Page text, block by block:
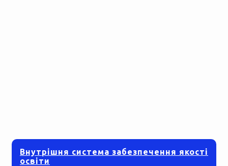
Внутрішня система забезпечення якості
освіти